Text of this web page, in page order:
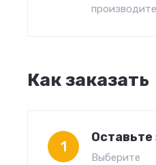
Как заказать
1
Оставьте
Выберите